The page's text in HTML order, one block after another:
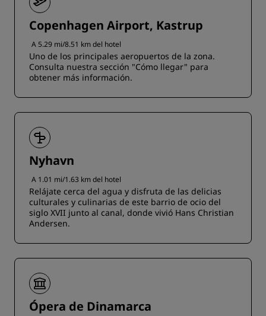
Copenhagen Airport, Kastrup
A 5.29 mi/8.51 km del hotel
Uno de los principales aeropuertos de la zona.
Consulta nuestra sección "Cómo llegar" para
obtener más información.
Nyhavn
A 1.01 mi/1.63 km del hotel
Relájate cerca del agua y disfruta de las delicias
culturales y culinarias de este barrio de ocio del
siglo XVII junto al canal, donde vivió Hans Christian
Andersen.
Ópera de Dinamarca